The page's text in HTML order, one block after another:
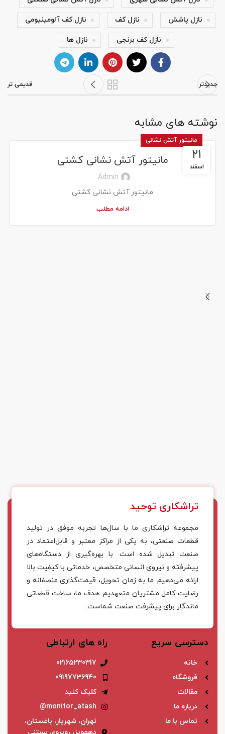
نازل پاشش نازل کف نازل کف آلومینیومی
نازل کف برنجی نازل ها
جدیدتر قدیمی تر
نوشته های مشابه
۲۱
اسفند
مانیتور آتش نشانی
مانیتور آتش نشانی کشتی
Admin
مانیتور آتش نشانی کشتی
ادامه مطلب
تراشکاری توحید
مجموعه تراشکاری ما با سال‌ها تجربه موفق در تولید
قطعات صنعتی، به یکی از مراکز معتبر و قابل‌اعتماد در
صنعت تبدیل شده است. با بهره‌گیری از دستگاه‌های
پیشرفته و نیروی انسانی متخصص، خدماتی با کیفیت بالا
ارائه می‌دهیم. ما به زمان تحویل، قیمت‌گذاری منصفانه و
رضایت کامل مشتریان متعهدیم. هدف ما، ساخت قطعاتی
ماندگار برای پیشرفت صنعت شماست.
دسترسی سریع
خانه
فروشگاه
مقالات
درباره ما
تماس با ما
راه های ارتباطی
02165230317
09197736940
کلیک کنید
monitor_atash@
تهران، شهریار، باغستان،